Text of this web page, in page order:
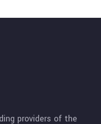
providers of the